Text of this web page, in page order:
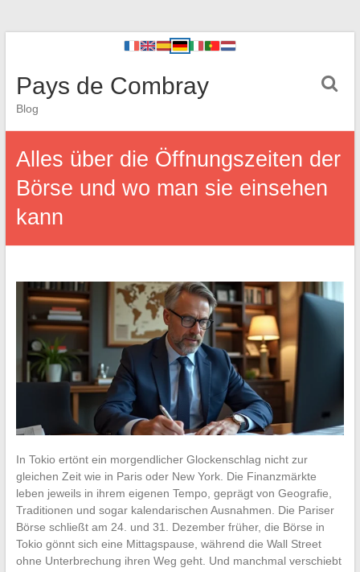
Pays de Combray
Blog
Alles über die Öffnungszeiten der
Börse und wo man sie einsehen
kann
In Tokio ertönt ein morgendlicher Glockenschlag nicht zur
gleichen Zeit wie in Paris oder New York. Die Finanzmärkte
leben jeweils in ihrem eigenen Tempo, geprägt von Geografie,
Traditionen und sogar kalendarischen Ausnahmen. Die Pariser
Börse schließt am 24. und 31. Dezember früher, die Börse in
Tokio gönnt sich eine Mittagspause, während die Wall Street
ohne Unterbrechung ihren Weg geht. Und manchmal verschiebt